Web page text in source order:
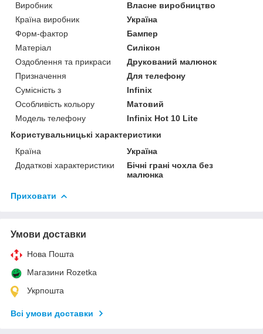
Виробник
Власне виробництво
Країна виробник
Україна
Форм-фактор
Бампер
Матеріал
Силікон
Оздоблення та прикраси
Друкований малюнок
Призначення
Для телефону
Сумісність з
Infinix
Особливість кольору
Матовий
Модель телефону
Infinix Hot 10 Lite
Користувальницькі характеристики
Країна
Україна
Додаткові характеристики
Бічні грані чохла без
малюнка
Приховати
Умови доставки
Нова Пошта
Магазини Rozetka
Укрпошта
Всі умови доставки